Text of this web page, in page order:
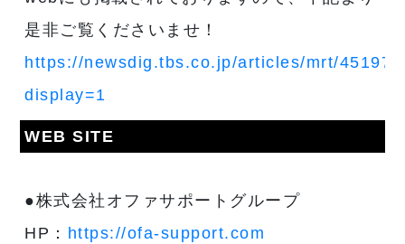
是非ご覧くださいませ！
https://newsdig.tbs.co.jp/articles/mrt/
display=1
WEB SITE
●株式会社オファサポートグループ
HP： https://ofa-support.com